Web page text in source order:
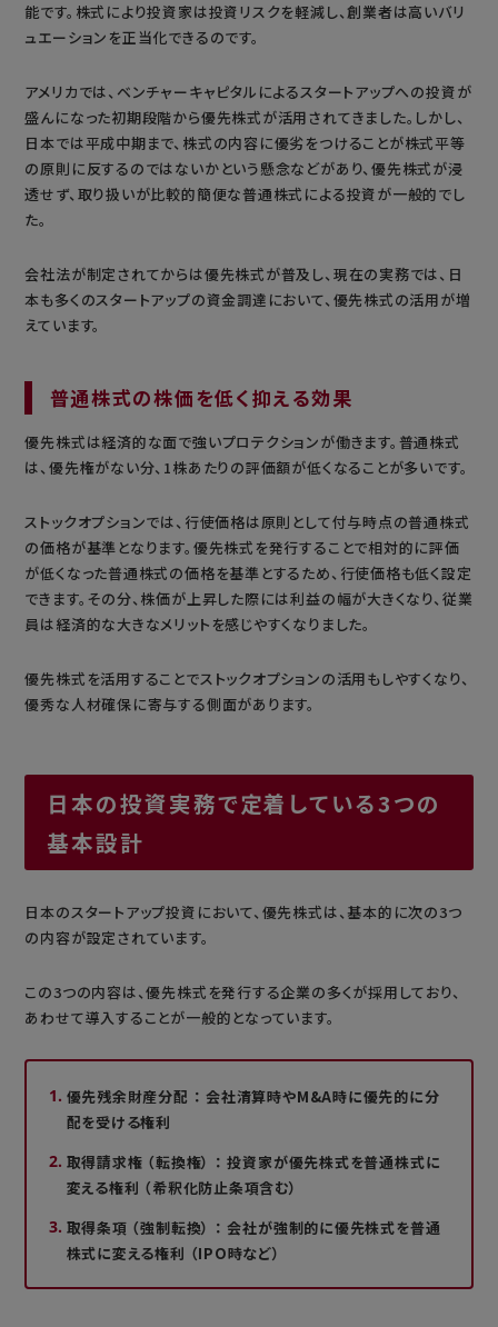
能です。株式により投資家は投資リスクを軽減し、創業者は高いバリ
ュエーションを正当化できるのです。
アメリカでは、ベンチャーキャピタルによるスタートアップへの投資が
盛んになった初期段階から優先株式が活用されてきました。しかし、
日本では平成中期まで、株式の内容に優劣をつけることが株式平等
の原則に反するのではないかという懸念などがあり、優先株式が浸
透せず、取り扱いが比較的簡便な普通株式による投資が一般的でし
た。
会社法が制定されてからは優先株式が普及し、現在の実務では、日
本も多くのスタートアップの資金調達において、優先株式の活用が増
えています。
普通株式の株価を低く抑える効果
優先株式は経済的な面で強いプロテクションが働きます。普通株式
は、優先権がない分、1株あたりの評価額が低くなることが多いです。
ストックオプションでは、行使価格は原則として付与時点の普通株式
の価格が基準となります。優先株式を発行することで相対的に評価
が低くなった普通株式の価格を基準とするため、行使価格も低く設定
できます。その分、株価が上昇した際には利益の幅が大きくなり、従業
員は経済的な大きなメリットを感じやすくなりました。
優先株式を活用することでストックオプションの活用もしやすくなり、
優秀な人材確保に寄与する側面があります。
日本の投資実務で定着している3つの
基本設計
日本のスタートアップ投資において、優先株式は、基本的に次の3つ
の内容が設定されています。
この3つの内容は、優先株式を発行する企業の多くが採用しており、
あわせて導入することが一般的となっています。
優先残余財産分配 ： 会社清算時やM&A時に優先的に分
配を受ける権利
取得請求権 （転換権） ： 投資家が優先株式を普通株式に
変える権利 （希釈化防止条項含む）
取得条項 （強制転換） ： 会社が強制的に優先株式を普通
株式に変える権利 （IPO時など）